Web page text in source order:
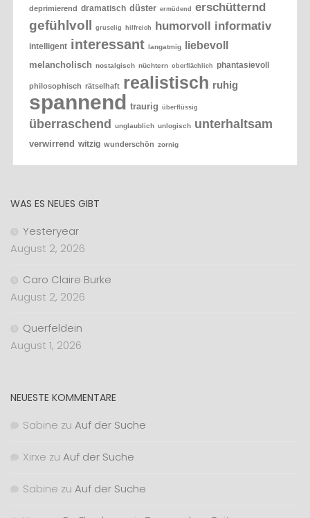
deprimierend dramatisch düster ermüdend erschütternd
gefühlvoll gruselig hilfreich humorvoll informativ
intelligent interessant langatmig liebevoll
melancholisch nostalgisch nüchtern oberflächlich phantasievoll
philosophisch rätselhaft realistisch ruhig
spannend traurig überflüssig
überraschend unglaublich unlogisch unterhaltsam
verwirrend witzig wunderschön zornig
WAS ES NEUES GIBT
Yesteryear
August 2, 2026
Caro Claire Burke
August 2, 2026
Querfeldein
August 1, 2026
NEUESTE KOMMENTARE
Sabine zu Auf der Suche
Xirxe zu Auf der Suche
Sabine zu Auf der Suche